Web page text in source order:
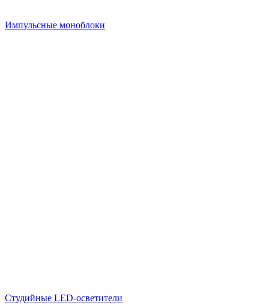
Импульсные моноблоки
Студийные LED-осветители